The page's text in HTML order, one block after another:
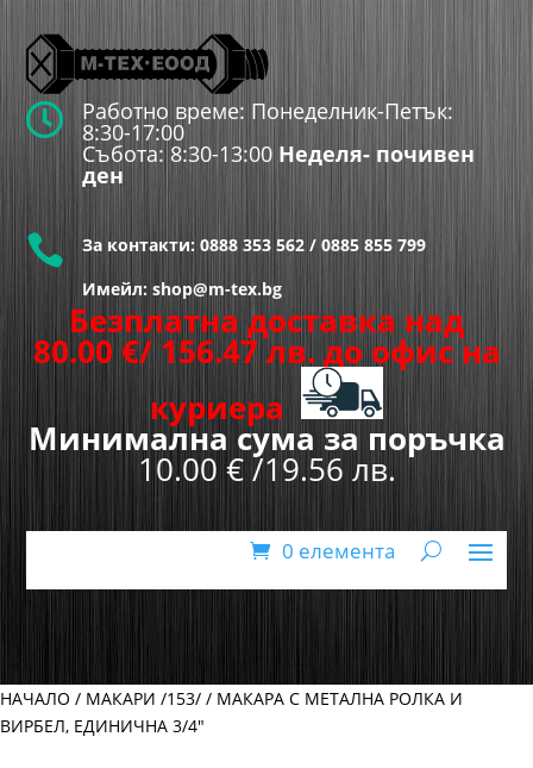
 Работно време: Понеделник-Петък:
8:30-17:00
Събота: 8:30-13:00 Неделя- почивен
ден
 За контакти: 0888 353 562 / 0885 855 799
Имейл: shop@m-tex.bg
Безплатна доставка над
80.00 €/ 156.47 лв. до офис на
куриера
Минимална сума за поръчка
10.00 € /19.56 лв.
0 елемента
НАЧАЛО / МАКАРИ /153/ / МАКАРА С МЕТАЛНА РОЛКА И
ВИРБЕЛ, ЕДИНИЧНА 3/4″